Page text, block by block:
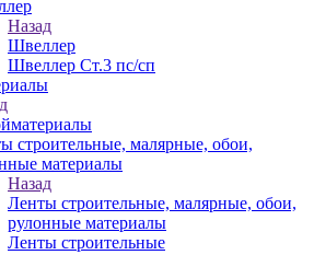
Назад
Швеллер
Швеллер Ст.3 пс/сп
строительные, малярные, обои,
материалы
Назад
Ленты строительные, малярные, обои,
рулонные материалы
Ленты строительные